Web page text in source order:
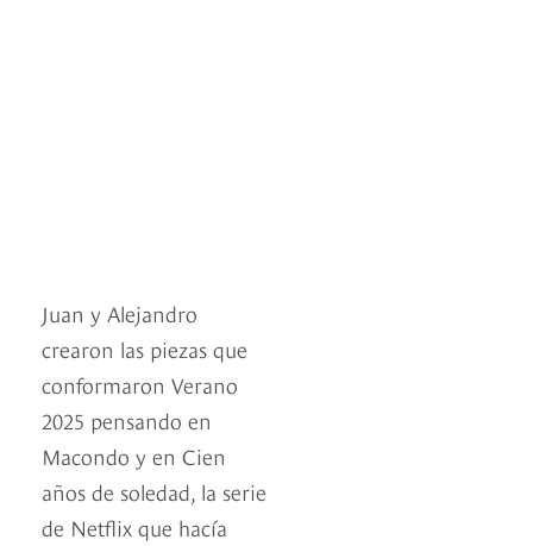
Juan y Alejandro
crearon las piezas que
conformaron Verano
2025 pensando en
Macondo y en Cien
años de soledad, la serie
de Netflix que hacía